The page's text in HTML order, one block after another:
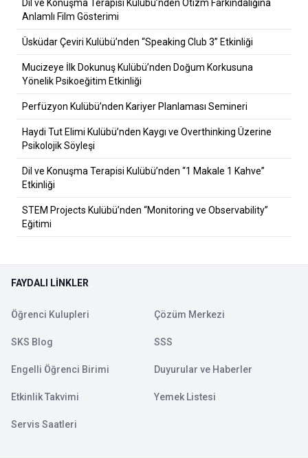
Dil ve Konuşma Terapisi Kulübü’nden Otizm Farkındalığına
Anlamlı Film Gösterimi
Üsküdar Çeviri Kulübü’nden “Speaking Club 3” Etkinliği
Mucizeye İlk Dokunuş Kulübü’nden Doğum Korkusuna
Yönelik Psikoeğitim Etkinliği
Perfüzyon Kulübü’nden Kariyer Planlaması Semineri
Haydi Tut Elimi Kulübü’nden Kaygı ve Overthinking Üzerine
Psikolojik Söyleşi
Dil ve Konuşma Terapisi Kulübü’nden “1 Makale 1 Kahve”
Etkinliği
STEM Projects Kulübü’nden “Monitoring ve Observability”
Eğitimi
FAYDALI LINKLER
Öğrenci Kulupleri Çözüm Merkezi
SKS Blog SSS
Engelli Öğrenci Birimi Duyurular ve Haberler
Etkinlik Takvimi Yemek Listesi
Servis Saatleri